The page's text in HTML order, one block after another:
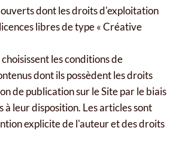
dont les droits d'exploitation
libres de type « Créative
les conditions de
dont ils possèdent les droits
de publication sur le Site par le biais
à leur disposition. Les articles sont
explicite de l'auteur et des droits